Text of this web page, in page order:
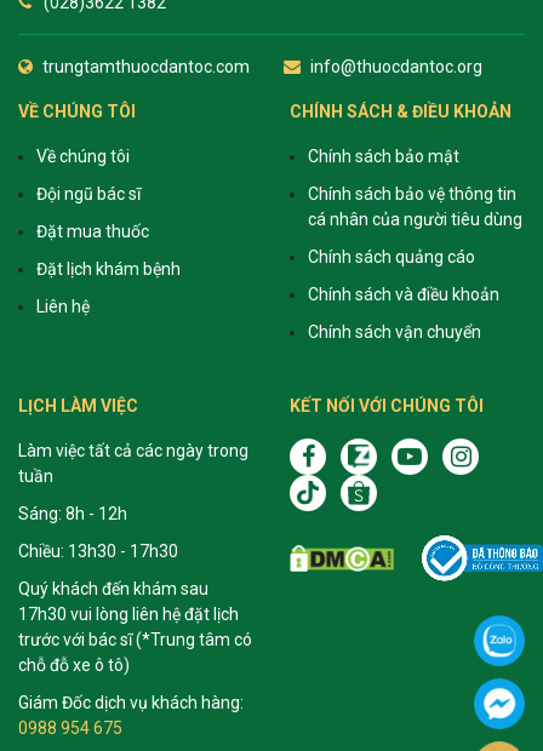
trungtamthuocdantoc.com info@thuocdantoc.org
VỀ CHÚNG TÔI
Về chúng tôi
Đội ngũ bác sĩ
Đặt mua thuốc
Đặt lịch khám bệnh
Liên hệ
CHÍNH SÁCH & ĐIỀU KHOẢN
Chính sách bảo mật
Chính sách bảo vệ thông tin
cá nhân của người tiêu dùng
Chính sách quảng cáo
Chính sách và điều khoản
Chính sách vận chuyển
LỊCH LÀM VIỆC
Làm việc tất cả các ngày trong
tuần
Sáng: 8h - 12h
Chiều: 13h30 - 17h30
Quý khách đến khám sau
17h30 vui lòng liên hệ đặt lịch
trước với bác sĩ (*Trung tâm có
chỗ đỗ xe ô tô)
Giám Đốc dịch vụ khách hàng:
0988 954 675
KẾT NỐI VỚI CHÚNG TÔI